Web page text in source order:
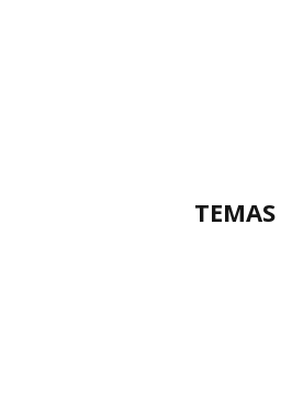
TEMAS